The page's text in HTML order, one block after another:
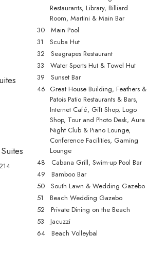
mínima de 5 noches.
Restaurants, Library, Billiard
Room, Martini & Main Bar
30 Main Pool
31 Scuba Hut
32 Seagrapes Restaurant
33 Water Sports Hut & Towel Hut
39 Sunset Bar
46 Great House Building, Feathers &
Patois Patio Restaurants & Bars,
Internet Café, Gift Shop, Logo
Shop, Tour and Photo Desk, Aura
Night Club & Piano Lounge,
Conference Facilities, Gaming
Lounge
48 Cabana Grill, Swim-up Pool Bar
49 Bamboo Bar
50 South Lawn & Wedding Gazebo
51 Beach Wedding Gazebo
52 Private Dining on the Beach
53 Jacuzzi
64 Beach Volleybal